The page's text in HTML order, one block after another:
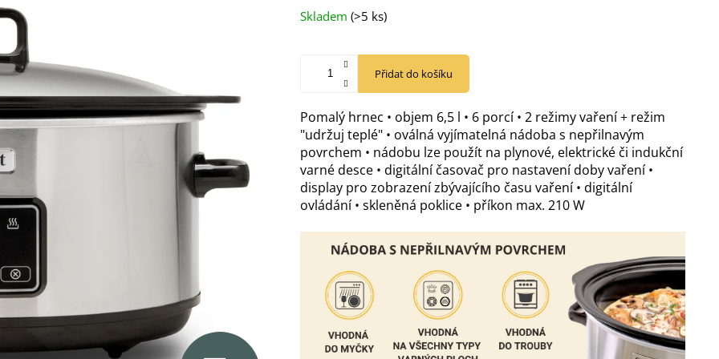
cena:
Skladem (>5 ks)
Přidat do košíku
Pomalý hrnec • objem 6,5 l • 6 porcí • 2 režimy vaření + režim
"udržuj teplé" • oválná vyjímatelná nádoba s nepřilnavým
povrchem • nádobu lze použít na plynové, elektrické či indukční
varné desce • digitální časovač pro nastavení doby vaření •
display pro zobrazení zbývajícího času vaření • digitální
ovládání • skleněná poklice • příkon max. 210 W